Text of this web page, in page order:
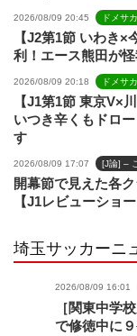
2026/08/09 20:45 ドメサ
【J2第1節 いわき
利！エース熊田が
2026/08/09 20:18 ドメサ
【J1第1節 東京V×
いつき辛くもドロ
す
2026/08/09 17:07 [J論] –
開幕節で見えた各
【J1レビューショ
埼玉サッカーニ
2026/08/09 16:01
［関東中学
で修徳中に